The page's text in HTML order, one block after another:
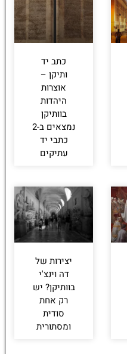
כתב יד
ותיקן –
אוצרות
היהדות
בוותיקן
נמצאים ב-2
כתבי יד
עתיקים
יצירות של
דה וינצ'י
בוותיקן? יש
רק אחת
סודית
ומסתורית